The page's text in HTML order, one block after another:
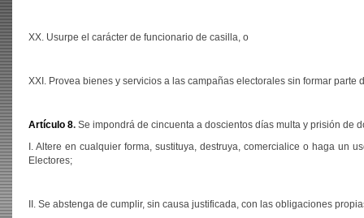
XX. Usurpe el carácter de funcionario de casilla, o
XXI. Provea bienes y servicios a las campañas electorales sin formar
Artículo 8. Se impondrá de cincuenta a doscientos días multa y prisión de
I. Altere en cualquier forma, sustituya, destruya, comercialice o haga un
Electores;
II. Se abstenga de cumplir, sin causa justificada, con las obligaciones